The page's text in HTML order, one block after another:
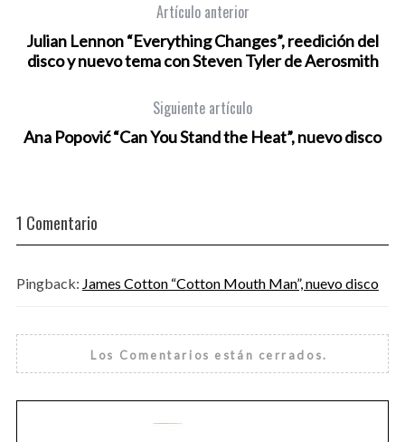
Artículo anterior
Julian Lennon “Everything Changes”, reedición del
disco y nuevo tema con Steven Tyler de Aerosmith
Siguiente artículo
Ana Popović “Can You Stand the Heat”, nuevo disco
1 Comentario
Pingback: James Cotton “Cotton Mouth Man”, nuevo disco
Los Comentarios están cerrados.